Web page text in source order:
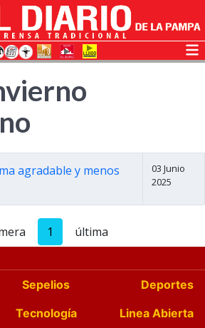
agradable y menos
03 Junio
2025
1 última
Sepelios
Deportes
Tecnología
Linea Abierta